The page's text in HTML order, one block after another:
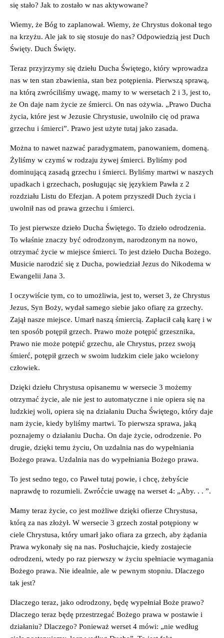
się stało? Jak to zostało w nas aktywowane?
Wiemy, że Bóg to zaplanował. Wiemy, że Chrystus dokonał tego
na krzyżu. Ale jak to się stosuje do nas? Odpowiedzią jest Duch
Święty. Duch Święty.
Teraz przyjrzymy się dziełu Ducha Świętego, który wprowadza
nas w ten stan zbawienia, stan bez potępienia. Pierwszą sprawą,
na którą zwróciliśmy uwagę, mamy to w wersetach 2 i 3, jest to,
że On daje nam życie ze śmierci. On nas ożywia. „Prawo Ducha
życia, które jest w Jezusie Chrystusie, uwolniło cię od prawa
grzechu i śmierci”. Prawo jest użyte tutaj jako zasada.
Można to nawet nazwać paradygmatem, panowaniem, domeną.
Żyliśmy w czymś w rodzaju żywej śmierci. Byliśmy pod
dominującą zasadą grzechu i śmierci. Byliśmy martwi w naszych
upadkach i grzechach, posługując się językiem Pawła z 2
rozdziału Listu do Efezjan. A potem przyszedł Duch życia i
uwolnił nas od prawa grzechu i śmierci.
To jest pierwsze dzieło Ducha Świętego. To dzieło odrodzenia.
To właśnie znaczy być odrodzonym, narodzonym na nowo,
otrzymać życie w miejsce śmierci. To jest dzieło Ducha Bożego.
Musicie narodzić się z Ducha, powiedział Jezus do Nikodema w
Ewangelii Jana 3.
I oczywiście tym, co to umożliwia, jest to, werset 3, że Chrystus
Jezus, Syn Boży, wydał samego siebie jako ofiarę za grzechy.
Zajął nasze miejsce. Umarł naszą śmiercią. Zapłacił całą karę i w
ten sposób potępił grzech. Prawo może potępić grzesznika,
Prawo nie może potępić grzechu, ale Chrystus, przez swoją
śmierć, potępił grzech w swoim ludzkim ciele jako wcielony
człowiek.
Dzięki dziełu Chrystusa opisanemu w wersecie 3 możemy
otrzymać życie, ale nie jest to automatyczne i nie opiera się na
ludzkiej woli, opiera się na działaniu Ducha Świętego, który daje
nam życie, kiedy byliśmy martwi. To pierwsza sprawa, jaką
poznajemy o działaniu Ducha. On daje życie, odrodzenie. Po
drugie, dzięki temu życiu, On uzdalnia nas do wypełniania
Bożego prawa. Uzdalnia nas do wypełniania Bożego prawa.
To jest sedno tego, co Paweł tutaj powie, i chcę, żebyście
naprawdę to rozumieli. Zwróćcie uwagę na werset 4: „Aby. . . ”.
Mamy teraz życie, co jest możliwe dzięki ofierze Chrystusa,
którą za nas złożył. W wersecie 3 grzech został potępiony w
ciele Chrystusa, który umarł jako ofiara za grzech, aby żądania
Prawa wykonały się na nas. Posłuchajcie, kiedy zostajecie
odrodzeni, wtedy po raz pierwszy w życiu spełniacie wymagania
Bożego prawa. Nie idealnie, ale w pewnym stopniu. Dlaczego
tak jest?
Dlaczego teraz, jako odrodzony, będę wypełniał Boże prawo?
Dlaczego teraz będę przestrzegać Bożego prawa w postawie i
działaniu? Dlaczego? Ponieważ werset 4 mówi: „nie według